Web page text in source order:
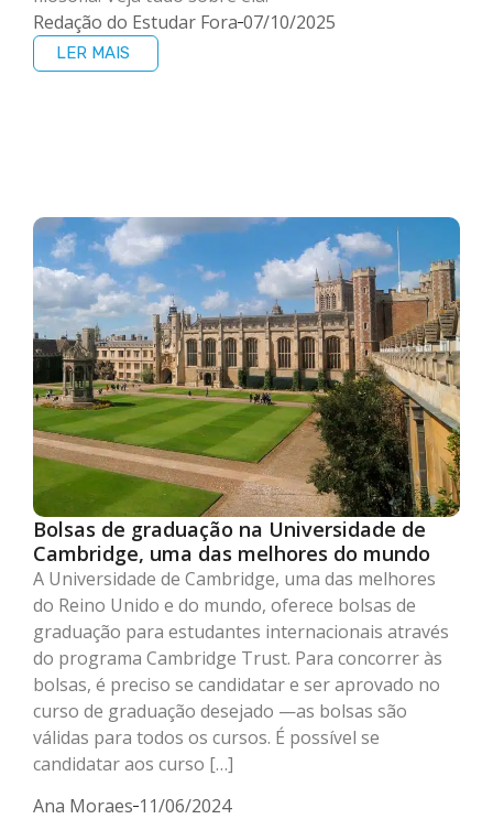
Redação do Estudar Fora 07/10/2025
LER MAIS
Bolsas de graduação na Universidade de
Cambridge, uma das melhores do mundo
A Universidade de Cambridge, uma das melhores
do Reino Unido e do mundo, oferece bolsas de
graduação para estudantes internacionais através
do programa Cambridge Trust. Para concorrer às
bolsas, é preciso se candidatar e ser aprovado no
curso de graduação desejado —as bolsas são
válidas para todos os cursos. É possível se
candidatar aos curso […]
Ana Moraes 11/06/2024